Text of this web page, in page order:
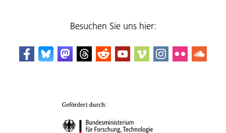
Besuchen Sie uns hier: